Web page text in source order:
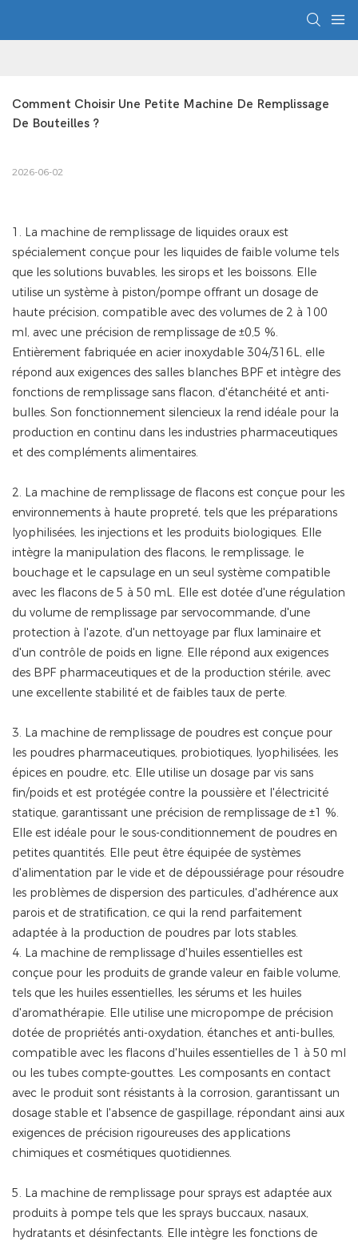
Comment Choisir Une Petite Machine De Remplissage
De Bouteilles ?
2026-06-02
1. La machine de remplissage de liquides oraux est
spécialement conçue pour les liquides de faible volume tels
que les solutions buvables, les sirops et les boissons. Elle
utilise un système à piston/pompe offrant un dosage de
haute précision, compatible avec des volumes de 2 à 100
ml, avec une précision de remplissage de ±0,5 %.
Entièrement fabriquée en acier inoxydable 304/316L, elle
répond aux exigences des salles blanches BPF et intègre des
fonctions de remplissage sans flacon, d'étanchéité et anti-
bulles. Son fonctionnement silencieux la rend idéale pour la
production en continu dans les industries pharmaceutiques
et des compléments alimentaires.
2. La machine de remplissage de flacons est conçue pour les
environnements à haute propreté, tels que les préparations
lyophilisées, les injections et les produits biologiques. Elle
intègre la manipulation des flacons, le remplissage, le
bouchage et le capsulage en un seul système compatible
avec les flacons de 5 à 50 mL. Elle est dotée d'une régulation
du volume de remplissage par servocommande, d'une
protection à l'azote, d'un nettoyage par flux laminaire et
d'un contrôle de poids en ligne. Elle répond aux exigences
des BPF pharmaceutiques et de la production stérile, avec
une excellente stabilité et de faibles taux de perte.
3. La machine de remplissage de poudres est conçue pour
les poudres pharmaceutiques, probiotiques, lyophilisées, les
épices en poudre, etc. Elle utilise un dosage par vis sans
fin/poids et est protégée contre la poussière et l'électricité
statique, garantissant une précision de remplissage de ±1 %.
Elle est idéale pour le sous-conditionnement de poudres en
petites quantités. Elle peut être équipée de systèmes
d'alimentation par le vide et de dépoussiérage pour résoudre
les problèmes de dispersion des particules, d'adhérence aux
parois et de stratification, ce qui la rend parfaitement
adaptée à la production de poudres par lots stables.
4. La machine de remplissage d'huiles essentielles est
conçue pour les produits de grande valeur en faible volume,
tels que les huiles essentielles, les sérums et les huiles
d'aromathérapie. Elle utilise une micropompe de précision
dotée de propriétés anti-oxydation, étanches et anti-bulles,
compatible avec les flacons d'huiles essentielles de 1 à 50 ml
ou les tubes compte-gouttes. Les composants en contact
avec le produit sont résistants à la corrosion, garantissant un
dosage stable et l'absence de gaspillage, répondant ainsi aux
exigences de précision rigoureuses des applications
chimiques et cosmétiques quotidiennes.
5. La machine de remplissage pour sprays est adaptée aux
produits à pompe tels que les sprays buccaux, nasaux,
hydratants et désinfectants. Elle intègre les fonctions de